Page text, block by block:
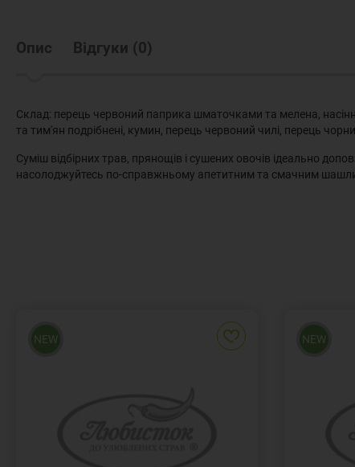
Опис Відгуки (0)
Склад: перець червоний паприка шматочками та мелена,
та тим'ян подрібнені, кумин, перець червоний чилі, перець
Суміш відбірних трав, прянощів і сушених овочів ідеально
насолоджуйтесь по-справжньому апетитним та смачним
NEW NEW